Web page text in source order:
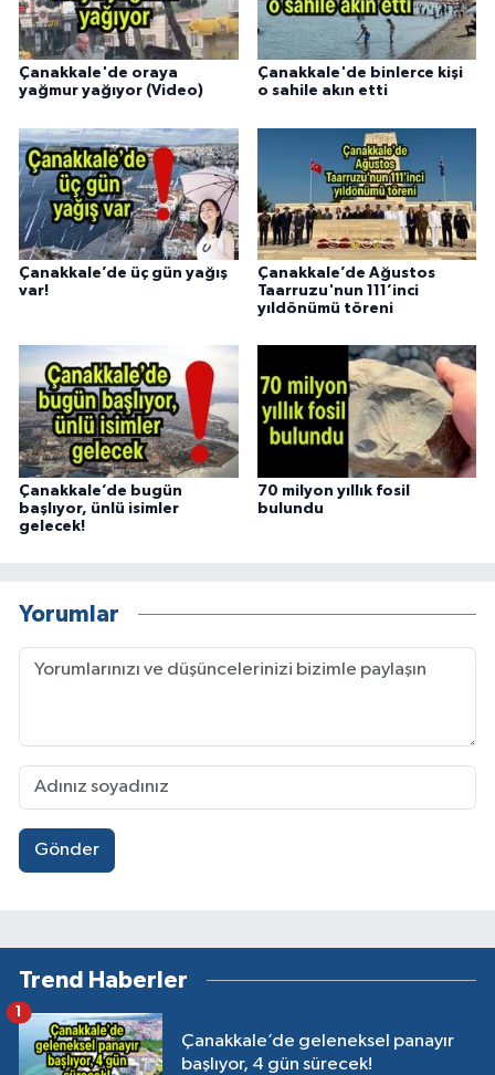
Çanakkale'de oraya
yağmur yağıyor (Video)
Çanakkale'de binlerce kişi
o sahile akın etti
Çanakkale’de üç gün yağış
var!
Çanakkale’de Ağustos
Taarruzu'nun 111’inci
yıldönümü töreni
Çanakkale’de bugün
başlıyor, ünlü isimler
gelecek!
70 milyon yıllık fosil
bulundu
Yorumlar
Gönder
Trend Haberler
Çanakkale’de geleneksel panayır
başlıyor, 4 gün sürecek!
1